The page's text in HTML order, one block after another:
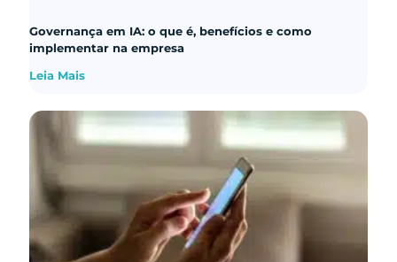
Governança em IA: o que é, benefícios e como
implementar na empresa
Leia Mais